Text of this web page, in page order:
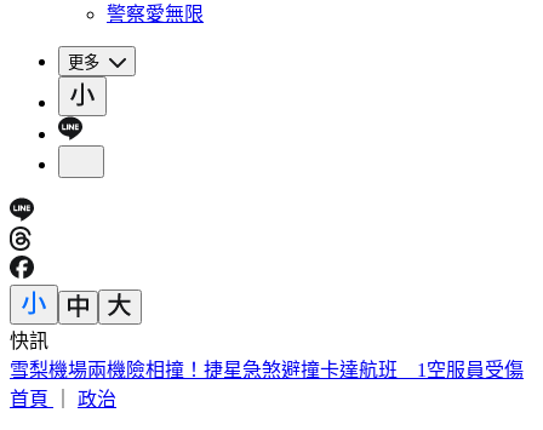
警察愛無限
更多
快訊
周子瑜、葉舒華入圍2026全球百大美女 林莎首上榜
首頁
政治